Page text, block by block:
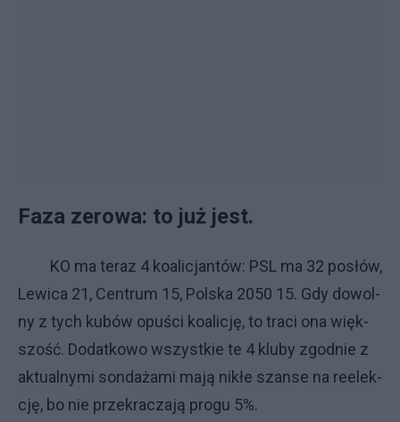
Fa­za ze­ro­wa: to już je­st.
KO ma te­raz 4 ko­ali­cjan­tów: PSL ma 32 po­słów,
Le­wi­ca 21, Cen­trum 15, Pol­ska 2050 15. Gdy do­wol­
ny z ty­ch ku­bów opu­ści ko­ali­cję, to tra­ci ona więk­
szo­ść. Do­dat­ko­wo wszyst­kie te 4 klu­by zgod­nie z
ak­tu­al­ny­mi son­da­ża­mi ma­ją ni­kłe szan­se na re­elek­
cję, bo nie prze­kra­cza­ją pro­gu 5%.